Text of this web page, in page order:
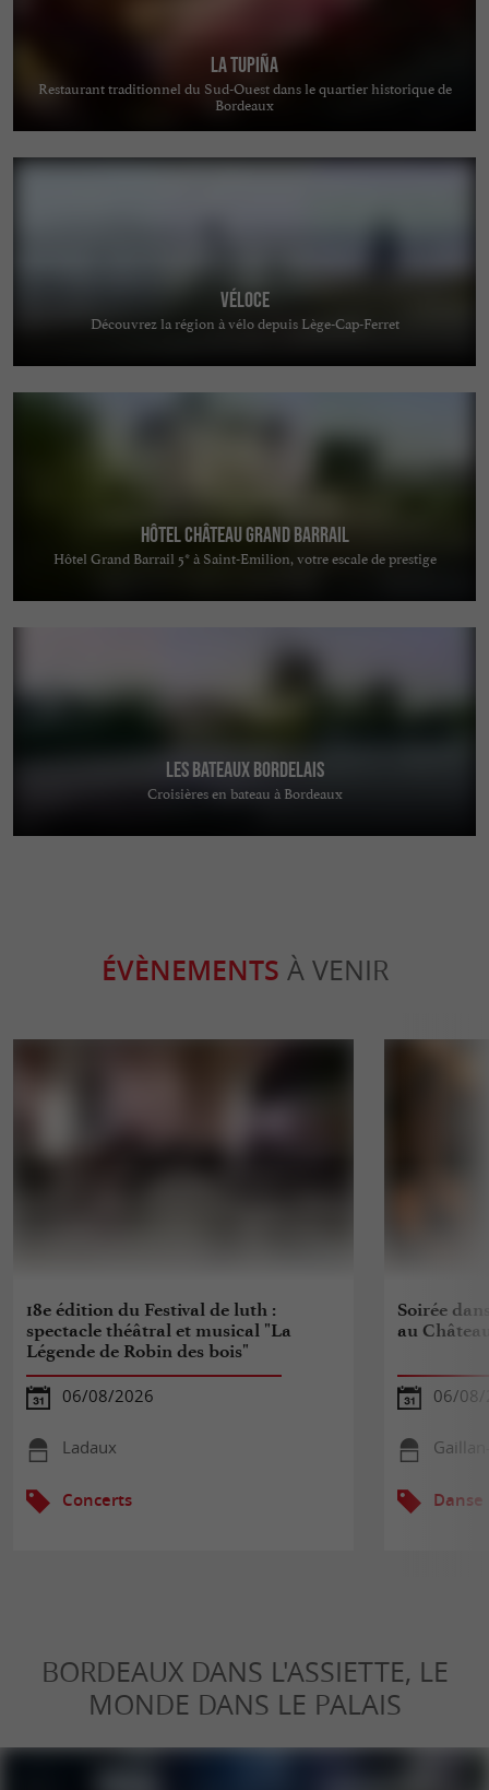
La Tupiña
Restaurant traditionnel du Sud-Ouest dans le quartier historique de
Bordeaux
Véloce
Découvrez la région à vélo depuis Lège-Cap-Ferret
Hôtel Château Grand Barrail
Hôtel Grand Barrail 5* à Saint-Emilion, votre escale de prestige
Les Bateaux Bordelais
Croisières en bateau à Bordeaux
ÉVÈNEMENTS À VENIR
18e édition du Festival de luth :
spectacle théâtral et musical "La
Légende de Robin des bois"
06/08/2026
Ladaux
Concerts
Soirée
au
06/08/
Danse
BORDEAUX DANS L'ASSIETTE, LE
MONDE DANS LE PALAIS